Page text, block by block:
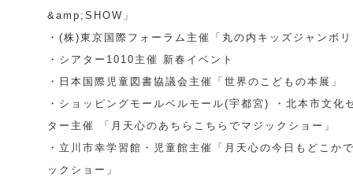
&amp;SHOW」
・(株)東京国際フォーラム主催「丸の内キッズジャンボ
・シアター1010主催 新春イベント
・日本国際児童図書協議会主催「世界のこどもの本展」
・ショッピングモールベルモール(宇都宮) ・北本市文化
ター主催 「月天心のあちらこちらでマジックショー」
・立川市幸学習館・児童館主催「月天心の今日もどこか
ックショー」